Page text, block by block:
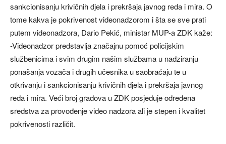
sankcionisanju krivičnih djela i prekršaja javnog reda i mira. O
tome kakva je pokrivenost videonadzorom i šta se sve prati
putem videonadzora, Dario Pekić, ministar MUP-a ZDK kaže:
-Videonadzor predstavlja značajnu pomoć policijskim
službenicima i svim drugim našim službama u nadziranju
ponašanja vozača i drugih učesnika u saobraćaju te u
otkrivanju i sankcionisanju krivičnih djela i prekršaja javnog
reda i mira. Veći broj gradova u ZDK posjeduje određena
sredstva za provođenje video nadzora ali je stepen i kvalitet
pokrivenosti različit.